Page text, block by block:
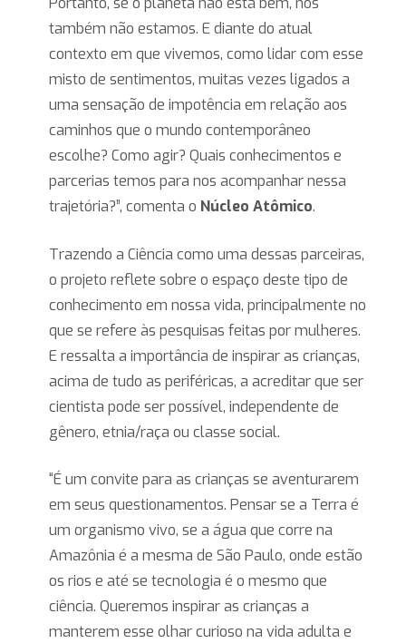
também não estamos. E diante do atual
contexto em que vivemos, como lidar com esse
misto de sentimentos, muitas vezes ligados a
uma sensação de impotência em relação aos
caminhos que o mundo contemporâneo
escolhe? Como agir? Quais conhecimentos e
parcerias temos para nos acompanhar nessa
trajetória?”, comenta o Núcleo Atômico.
Trazendo a Ciência como uma dessas parceiras,
o projeto reflete sobre o espaço deste tipo de
conhecimento em nossa vida, principalmente no
que se refere às pesquisas feitas por mulheres.
E ressalta a importância de inspirar as crianças,
acima de tudo as periféricas, a acreditar que ser
cientista pode ser possível, independente de
gênero, etnia/raça ou classe social.
“É um convite para as crianças se aventurarem
em seus questionamentos. Pensar se a Terra é
um organismo vivo, se a água que corre na
Amazônia é a mesma de São Paulo, onde estão
os rios e até se tecnologia é o mesmo que
ciência. Queremos inspirar as crianças a
manterem esse olhar curioso na vida adulta e